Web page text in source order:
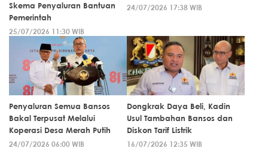
Skema Penyaluran Bantuan
Pemerintah
25/07/2026 11:30 WIB
24/07/2026 17:38 WIB
Penyaluran Semua Bansos
Bakal Terpusat Melalui
Koperasi Desa Merah Putih
24/07/2026 06:00 WIB
Dongkrak Daya Beli, Kadin
Usul Tambahan Bansos dan
Diskon Tarif Listrik
16/07/2026 12:35 WIB